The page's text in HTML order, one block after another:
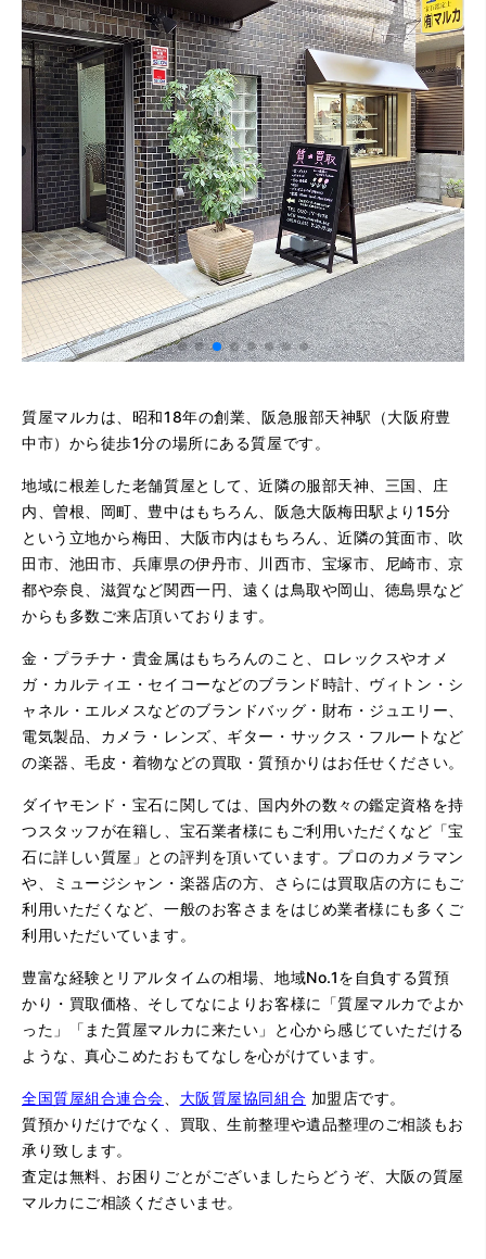
質屋マルカは、昭和18年の創業、阪急服部天神駅（大阪府豊
中市）から徒歩1分の場所にある質屋です。
地域に根差した老舗質屋として、近隣の服部天神、三国、庄
内、曽根、岡町、豊中はもちろん、阪急大阪梅田駅より15分
という立地から梅田、大阪市内はもちろん、近隣の箕面市、吹
田市、池田市、兵庫県の伊丹市、川西市、宝塚市、尼崎市、京
都や奈良、滋賀など関西一円、遠くは鳥取や岡山、徳島県など
からも多数ご来店頂いております。
金・プラチナ・貴金属はもちろんのこと、ロレックスやオメ
ガ・カルティエ・セイコーなどのブランド時計、ヴィトン・シ
ャネル・エルメスなどのブランドバッグ・財布・ジュエリー、
電気製品、カメラ・レンズ、ギター・サックス・フルートなど
の楽器、毛皮・着物などの買取・質預かりはお任せください。
ダイヤモンド・宝石に関しては、国内外の数々の鑑定資格を持
つスタッフが在籍し、宝石業者様にもご利用いただくなど「宝
石に詳しい質屋」との評判を頂いています。プロのカメラマン
や、ミュージシャン・楽器店の方、さらには買取店の方にもご
利用いただくなど、一般のお客さまをはじめ業者様にも多くご
利用いただいています。
豊富な経験とリアルタイムの相場、地域No.1を自負する質預
かり・買取価格、そしてなによりお客様に「質屋マルカでよか
った」「また質屋マルカに来たい」と心から感じていただける
ような、真心こめたおもてなしを心がけています。
全国質屋組合連合会 大阪質屋協同組合 加盟店です。
質預かりだけでなく、買取、生前整理や遺品整理のご相談もお
承り致します。
査定は無料、お困りごとがございましたらどうぞ、大阪の質屋
マルカにご相談くださいませ。